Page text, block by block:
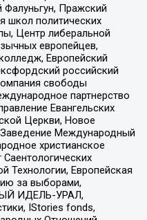
Пражский
школ политических
Центр либеральной
европейцев,
Европейский
российский
свободы
партнерство
Евангельских
Церкви, Новое
Международный
христианское
Технологии, Европейская
за выборами,
ИДЕЛЬ-УРАЛ,
IStories fonds,